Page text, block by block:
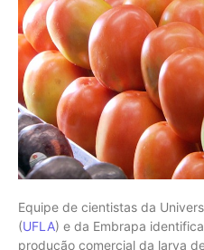
Equipe de cientistas da
(UFLA) e da Embrapa
produção comercial da larva